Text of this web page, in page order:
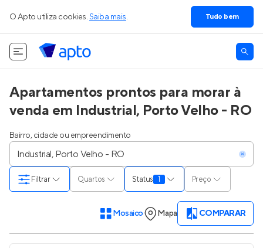
O Apto utiliza cookies. Saiba mais. Tudo bem
Apartamentos prontos para morar à
venda em Industrial, Porto Velho - RO
Bairro, cidade ou empreendimento
Quartos Status 1 Preço
Filtrar
Mosaico Mapa COMPARAR